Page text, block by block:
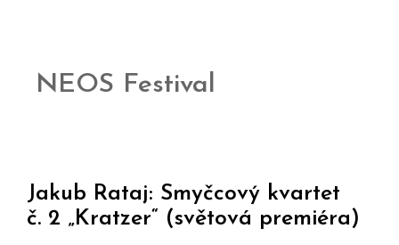
NEOS Festival
Jakub Rataj: Smyčcový kvartet
č. 2 „Kratzer“ (světová premiéra)